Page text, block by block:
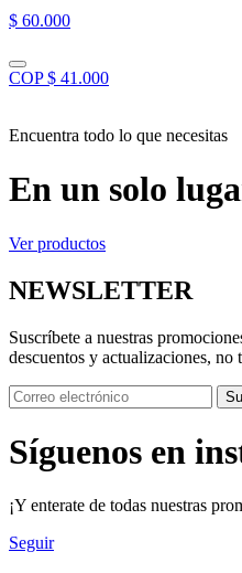
$ 60.000
COP $ 41.000
Encuentra todo lo que necesitas
En un solo
Ver productos
NEWSLETTER
Suscríbete a nuestras
descuentos y actualizaciones, no
Síguenos en
¡Y enterate de todas nuestras
Seguir